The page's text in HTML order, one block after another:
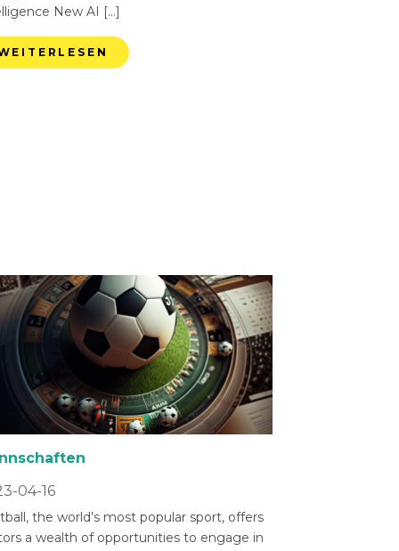
New AI […]
04-16
the world’s most popular sport, offers
a wealth of opportunities to engage in